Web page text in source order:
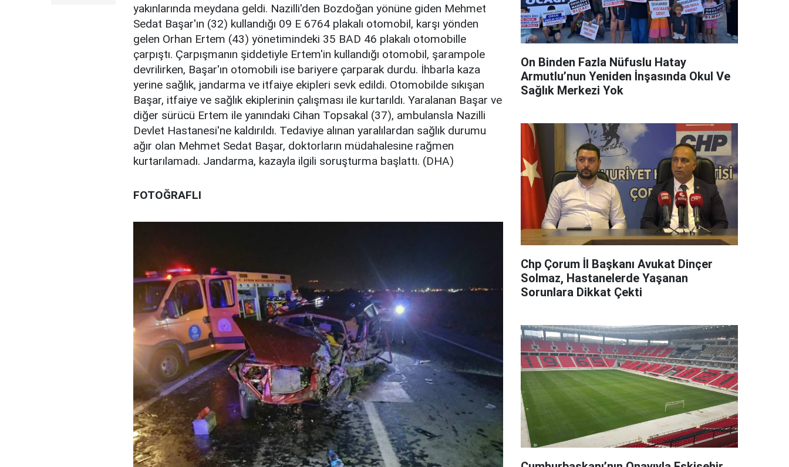
yakınlarında meydana geldi. Nazilli'den Bozdoğan yönüne giden Mehmet
Sedat Başar'ın (32) kullandığı 09 E 6764 plakalı otomobil, karşı yönden
gelen Orhan Ertem (43) yönetimindeki 35 BAD 46 plakalı otomobille
çarpıştı. Çarpışmanın şiddetiyle Ertem'in kullandığı otomobil, şarampole
devrilirken, Başar'ın otomobili ise bariyere çarparak durdu. İhbarla kaza
yerine sağlık, jandarma ve itfaiye ekipleri sevk edildi. Otomobilde sıkışan
Başar, itfaiye ve sağlık ekiplerinin çalışması ile kurtarıldı. Yaralanan Başar ve
diğer sürücü Ertem ile yanındaki Cihan Topsakal (37), ambulansla Nazilli
Devlet Hastanesi'ne kaldırıldı. Tedaviye alınan yaralılardan sağlık durumu
ağır olan Mehmet Sedat Başar, doktorların müdahalesine rağmen
kurtarılamadı. Jandarma, kazayla ilgili soruşturma başlattı. (DHA)
FOTOĞRAFLI
On Binden Fazla Nüfuslu Hatay
Armutlu’nun Yeniden İnşasında Okul Ve
Sağlık Merkezi Yok
Chp Çorum İl Başkanı Avukat Dinçer
Solmaz, Hastanelerde Yaşanan
Sorunlara Dikkat Çekti